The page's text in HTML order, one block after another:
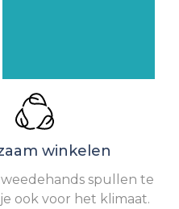
winkelen
spullen te
ook voor het klimaat.